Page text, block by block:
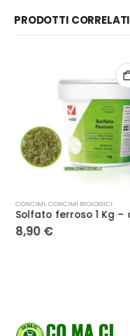
PRODOTTI CORRELATI
CONCIMI,CONCIMI BIOLOGICI
8,90 €